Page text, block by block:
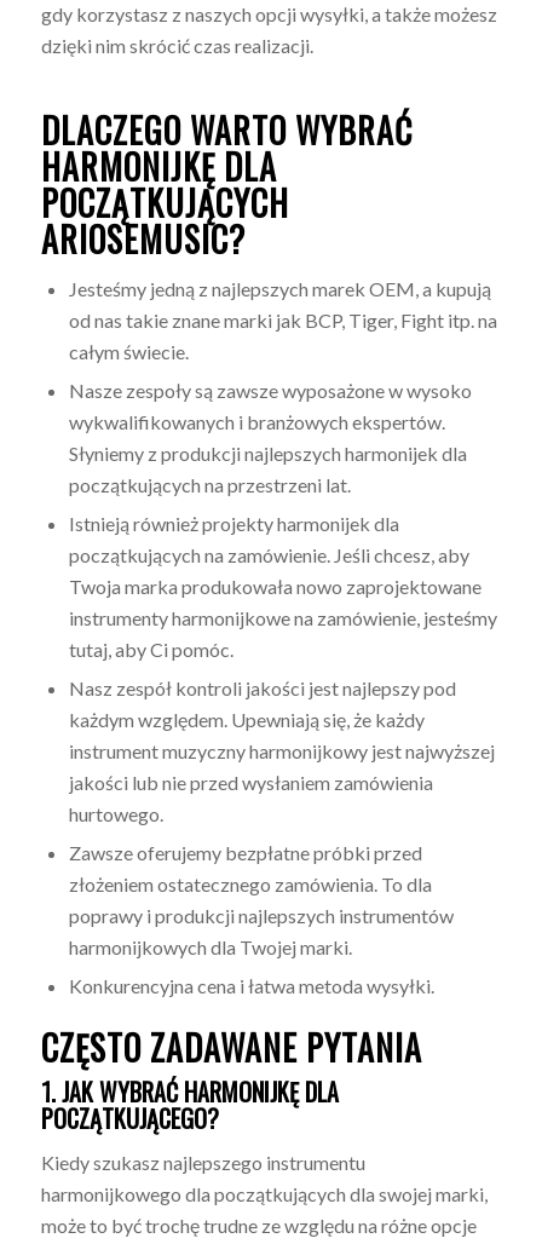
gdy korzystasz z naszych opcji wysyłki, a także możesz
dzięki nim skrócić czas realizacji.
DLACZEGO WARTO WYBRAĆ
HARMONIJKĘ DLA
POCZĄTKUJĄCYCH
ARIOSEMUSIC?
Jesteśmy jedną z najlepszych marek OEM, a kupują
od nas takie znane marki jak BCP, Tiger, Fight itp. na
całym świecie.
Nasze zespoły są zawsze wyposażone w wysoko
wykwalifikowanych i branżowych ekspertów.
Słyniemy z produkcji najlepszych harmonijek dla
początkujących na przestrzeni lat.
Istnieją również projekty harmonijek dla
początkujących na zamówienie. Jeśli chcesz, aby
Twoja marka produkowała nowo zaprojektowane
instrumenty harmonijkowe na zamówienie, jesteśmy
tutaj, aby Ci pomóc.
Nasz zespół kontroli jakości jest najlepszy pod
każdym względem. Upewniają się, że każdy
instrument muzyczny harmonijkowy jest najwyższej
jakości lub nie przed wysłaniem zamówienia
hurtowego.
Zawsze oferujemy bezpłatne próbki przed
złożeniem ostatecznego zamówienia. To dla
poprawy i produkcji najlepszych instrumentów
harmonijkowych dla Twojej marki.
Konkurencyjna cena i łatwa metoda wysyłki.
CZĘSTO ZADAWANE PYTANIA
1. JAK WYBRAĆ HARMONIJKĘ DLA
POCZĄTKUJĄCEGO?
Kiedy szukasz najlepszego instrumentu
harmonijkowego dla początkujących dla swojej marki,
może to być trochę trudne ze względu na różne opcje